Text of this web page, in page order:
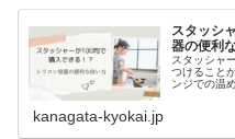
スタッシ
器の便利
スタッシャ
つけること
ンジでの温
kanagata-kyokai.jp